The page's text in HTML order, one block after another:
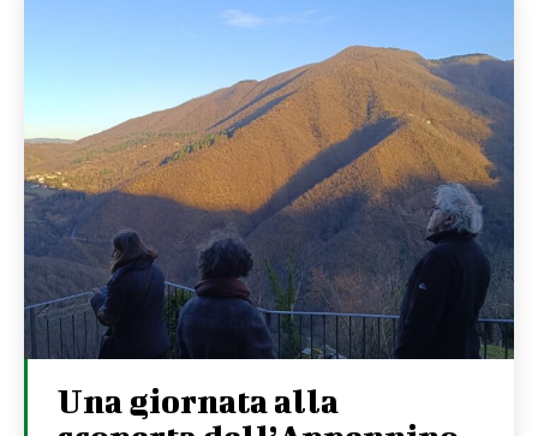
Una giornata alla